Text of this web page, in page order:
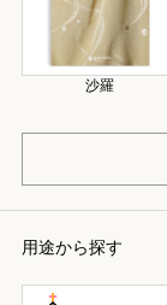
沙羅
用途から探す